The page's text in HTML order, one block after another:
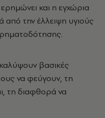
και η εγχώρια
από την έλλειψη υγιούς
βασικές
να φεύγουν, τη
τη διαφθορά να